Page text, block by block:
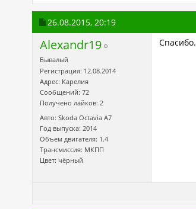
26.08.2015, 20:19
Alexandr19
Бывалый
Регистрация: 12.08.2014
Адрес: Карелия
Сообщений: 72
Получено лайков: 2
Авто: Skoda Octavia А7
Год выпуска: 2014
Объем двигателя: 1.4
Трансмиссия: МКПП
Цвет: чёрный
Спасибо.